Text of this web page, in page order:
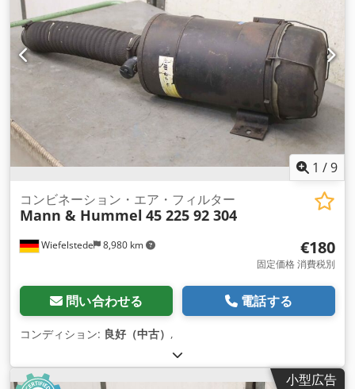
1 /9
Wiefelstede 8,980 km
コンビネーション・エア・フィルター
Mann & Hummel 45 225 92 304
€180
固定価格 消費税別
問い合わせる 電話する
コンディション: 良好（中古） ,
小型広告